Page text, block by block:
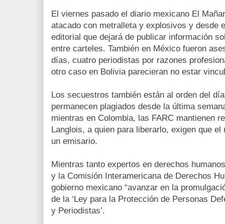
El viernes pasado el diario mexicano El
atacado con metralleta y explosivos y desde
editorial que dejará de publicar información
entre carteles. También en México fueron
días, cuatro periodistas por razones
otro caso en Bolivia parecieran no estar
Los secuestros también están al orden del
permanecen plagiados desde la última
mientras en Colombia, las FARC mantienen
Langlois, a quien para liberarlo, exigen que
un emisario.
Mientras tanto expertos en derechos
y la Comisión Interamericana de Derechos
gobierno mexicano “avanzar en la
de la ‘Ley para la Protección de Personas
y Periodistas’.